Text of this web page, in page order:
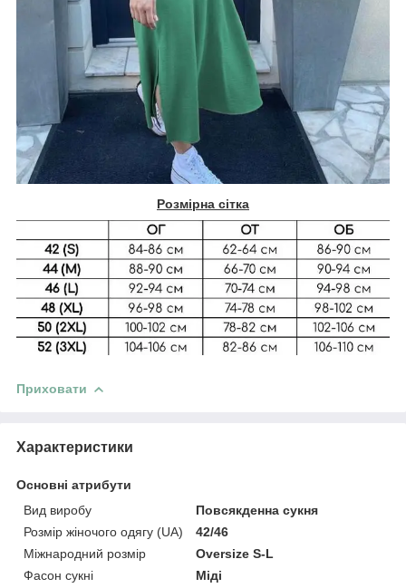
Розмірна сітка
Приховати
Характеристики
Основні атрибути
Вид виробу
Повсякденна сукня
Розмір жіночого одягу (UA)
42/46
Міжнародний розмір
Oversize S-L
Фасон сукні
Міді